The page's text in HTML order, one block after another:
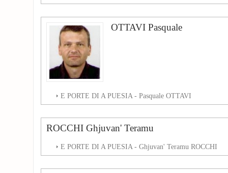
OTTAVI Pasquale
E PORTE DI A PUESIA - Pasquale OTTAVI
ROCCHI Ghjuvan' Teramu
E PORTE DI A PUESIA - Ghjuvan' Teramu ROCCHI